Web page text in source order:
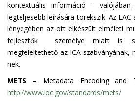
kontextuális információ -
legteljesebb leírására törekszik. Az EAC
lényegében az ott elkészült elméleti
fejlesztők személye miatt is
megfeleltethető az ICA szabványának,
nek.
METS – Metadata Encoding and
http://www.loc.gov/standards/mets/